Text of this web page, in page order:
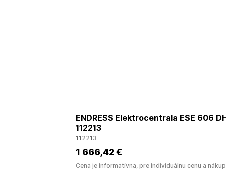
ENDRESS Elektrocentrala ESE 606
112213
112213
1 666,42 €
Cena je informatívna, pre individuálnu cenu a